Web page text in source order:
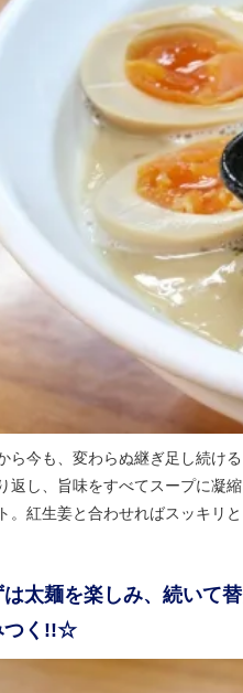
ら今も、変わらぬ継ぎ足し続け
返し、旨味をすべてスープに凝
。紅生姜と合わせればスッキリ
は太麺を楽しみ、続いて
つく!!☆